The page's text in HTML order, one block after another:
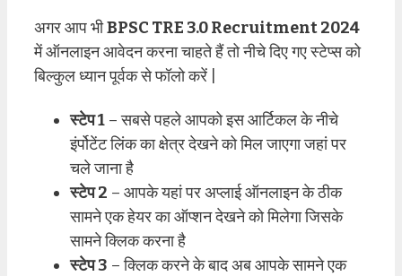
अगर आप भीBPSC TRE 3.0 Recruitment 2024
में ऑनलाइन आवेदन करना चाहते हैं तो नीचे दिए गए स्टेप्स को
बिल्कुल ध्यान पूर्वक से फॉलो करें |
स्टेप 1 – सबसे पहले आपको इस आर्टिकल के नीचे
इंर्पोटेंट लिंक का क्षेत्र देखने को मिल जाएगा जहां पर
चले जाना है
स्टेप 2 – आपके यहां पर अप्लाई ऑनलाइन के ठीक
सामने एक हेयर का ऑप्शन देखने को मिलेगा जिसके
सामने क्लिक करना है
स्टेप 3 – क्लिक करने के बाद अब आपके सामने एक